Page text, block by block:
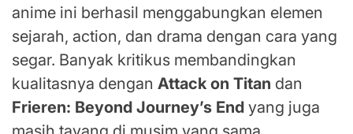
anime ini berhasil menggabungkan elemen
sejarah, action, dan drama dengan cara yang
segar. Banyak kritikus membandingkan
kualitasnya dengan Attack on Titan dan
Frieren: Beyond Journey’s End yang juga